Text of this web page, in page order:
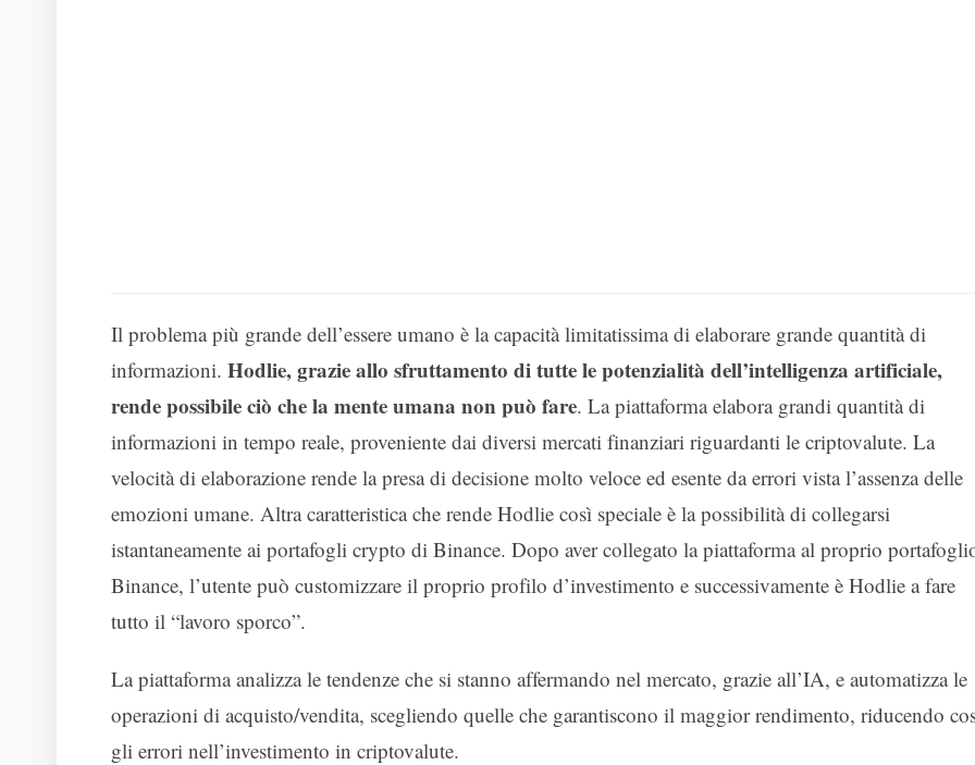
Il problema più grande dell’essere umano è la capacità limitatissima di elaborare grande quantità di
informazioni. Hodlie, grazie allo sfruttamento di tutte le potenzialità dell’intelligenza artificiale,
rende possibile ciò che la mente umana non può fare. La piattaforma elabora grandi quantità di
informazioni in tempo reale, proveniente dai diversi mercati finanziari riguardanti le criptovalute. La
velocità di elaborazione rende la presa di decisione molto veloce ed esente da errori vista l’assenza delle
emozioni umane. Altra caratteristica che rende Hodlie così speciale è la possibilità di collegarsi
istantaneamente ai portafogli crypto di Binance. Dopo aver collegato la piattaforma al proprio
Binance, l’utente può customizzare il proprio profilo d’investimento e successivamente è Hodlie a fare
tutto il “lavoro sporco”.
La piattaforma analizza le tendenze che si stanno affermando nel mercato, grazie all’IA, e automatizza le
operazioni di acquisto/vendita, scegliendo quelle che garantiscono il maggior rendimento, riducendo
gli errori nell’investimento in criptovalute.